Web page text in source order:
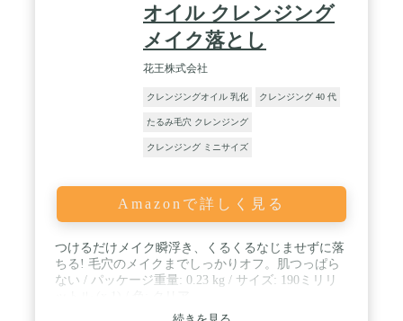
オイル クレンジング
メイク落とし
花王株式会社
クレンジングオイル 乳化 クレンジング 40 代
たるみ毛穴 クレンジング
クレンジング ミニサイズ
Amazonで詳しく見る
つけるだけメイク瞬浮き、くるくるなじませずに落
ちる! 毛穴のメイクまでしっかりオフ。肌つっぱら
ない / パッケージ重量: 0.23 kg / サイズ: 190ミリリ